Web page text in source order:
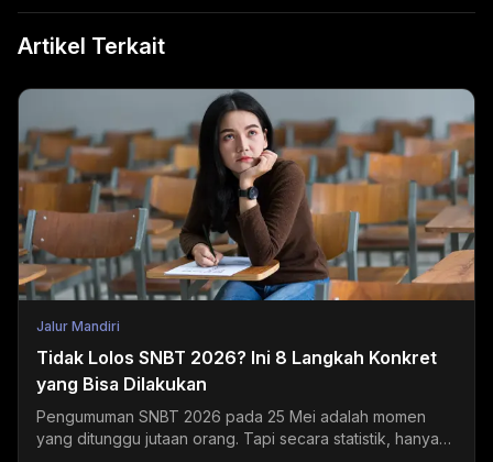
Artikel Terkait
Jalur Mandiri
Tidak Lolos SNBT 2026? Ini 8 Langkah Konkret
yang Bisa Dilakukan
Pengumuman SNBT 2026 pada 25 Mei adalah momen
yang ditunggu jutaan orang. Tapi secara statistik, hanya